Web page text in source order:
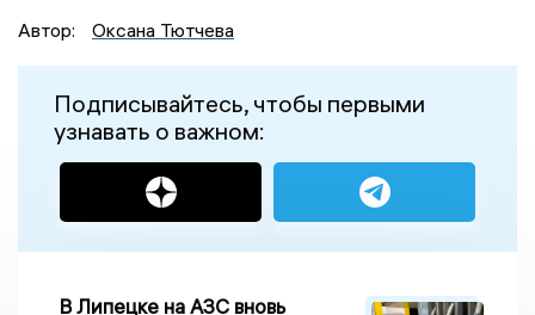
Автор:
Оксана Тютчева
Подписывайтесь, чтобы первыми
узнавать о важном:
В Липецке на АЗС вновь